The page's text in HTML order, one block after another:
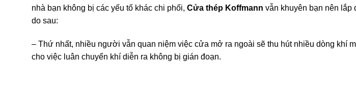
nhà bạn không bị các yếu tố khác chi phối, Cửa thép Koffmann vẫn khuyên bạn nên
do sau:
– Thứ nhất, nhiều người vẫn quan niệm việc cửa mở ra ngoài sẽ thu hút nhiều dòng khí
cho việc luân chuyển khí diễn ra không bị gián đoạn.